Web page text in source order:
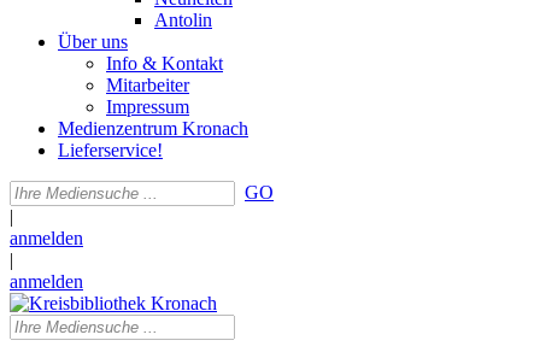
Antolin
Über uns
Info & Kontakt
Mitarbeiter
Impressum
Medienzentrum Kronach
Lieferservice!
GO
|
anmelden
|
anmelden